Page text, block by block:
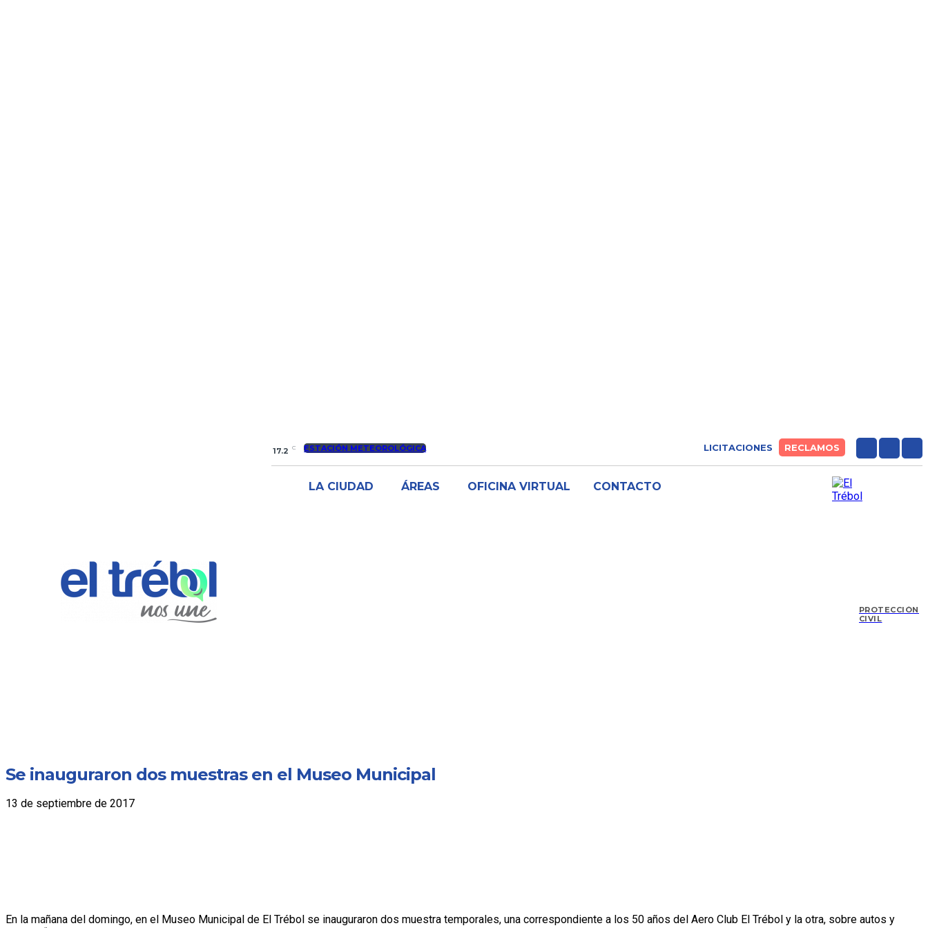
17.2 C ESTACIÓN METEOROLÓGICA LICITACIONES RECLAMOS
LA CIUDAD ÁREAS OFICINA VIRTUAL CONTACTO
PROTECCIÓN
CIVIL
Se inauguraron dos muestras en el Museo Municipal
13 de septiembre de 2017
En la mañana del domingo, en el Museo Municipal de El Trébol se inauguraron dos muestra temporales, una correspondiente a los 50 años del Aero Club El Trébol y la otra, sobre autos y